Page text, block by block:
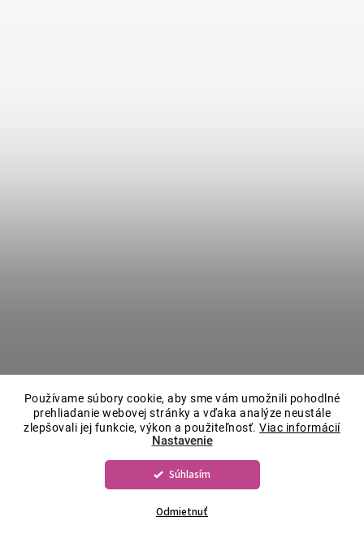
Používame súbory cookie, aby sme vám umožnili pohodlné
prehliadanie webovej stránky a vďaka analýze neustále
zlepšovali jej funkcie, výkon a použiteľnosť.Viac informácií
Nastavenie
Odmietnuť
Súhlasím